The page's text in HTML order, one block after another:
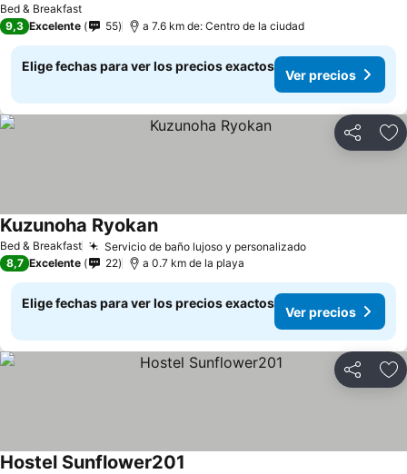
Bed & Breakfast
9,3 Excelente 55 a 7.6 km de: Centro de la ciudad
Elige fechas para ver los precios exactos
Ver precios
Compartir
Bed & Breakfast Servicio de baño lujoso y personalizado
Kuzunoha Ryokan
8,7 Excelente 22 a 0.7 km de la playa
Elige fechas para ver los precios exactos
Ver precios
Compartir
Hostel Sunflower201